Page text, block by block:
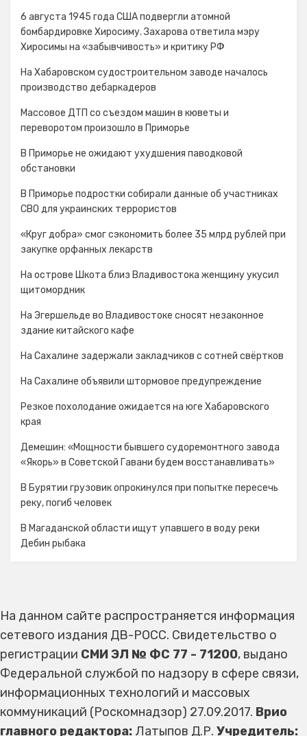
6 августа 1945 года США подвергли атомной
бомбардировке Хиросиму. Захарова ответила мэру
Хиросимы на «забывчивость» и критику РФ
На Хабаровском судостроительном заводе началось
производство дебаркадеров
Массовое ДТП со съездом машин в кюветы и
переворотом произошло в Приморье
В Приморье не ожидают ухудшения паводковой
обстановки
В Приморье подростки собирали данные об участниках
СВО для украинских террористов
«Круг добра» смог сэкономить более 35 млрд рублей при
закупке орфанных лекарств
На острове Шкота близ Владивостока женщину укусил
щитомордник
На Эгершельде во Владивостоке сносят незаконное
здание китайского кафе
На Сахалине задержали закладчиков с сотней свёртков
На Сахалине объявили штормовое предупреждение
Резкое похолодание ожидается на юге Хабаровского
края
Демешин: «Мощности бывшего судоремонтного завода
«Якорь» в Советской Гавани будем восстанавливать»
В Бурятии грузовик опрокинулся при попытке пересечь
реку, погиб человек
В Магаданской области ищут упавшего в воду реки
Дебин рыбака
На данном сайте распространяется информация
сетевого издания ДВ-РОСС. Свидетельство о
регистрации СМИ ЭЛ № ФС 77 - 71200, выдано
Федеральной службой по надзору в сфере связи,
информационных технологий и массовых
коммуникаций (Роскомнадзор) 27.09.2017. Врио
главного редактора: Латыпов Д.Р. Учредитель: